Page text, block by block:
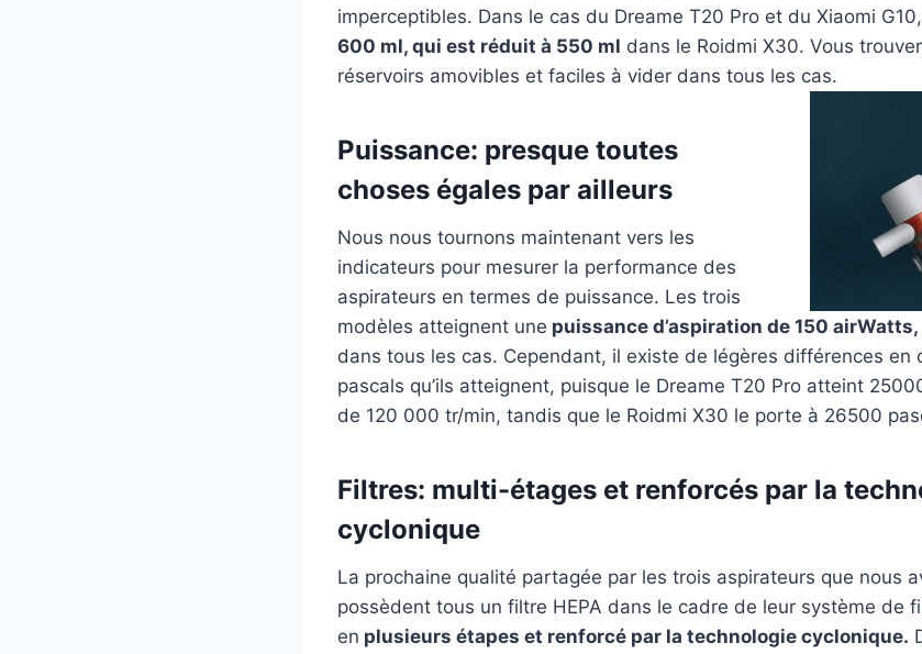
imperceptibles. Dans le cas du Dreame T20 Pro et du Xiaomi
600 ml, qui est réduit à 550 ml dans le Roidmi X30. Vous
réservoirs amovibles et faciles à vider dans tous les cas.
Puissance: presque toutes
choses égales par ailleurs
Nous nous tournons maintenant vers les
indicateurs pour mesurer la performance des
aspirateurs en termes de puissance. Les trois
modèles atteignent une puissance d’aspiration de 150 airWatts,
dans tous les cas. Cependant, il existe de légères différences en
pascals qu’ils atteignent, puisque le Dreame T20 Pro atteint
de 120 000 tr/min, tandis que le Roidmi X30 le porte à 26500
Filtres: multi-étages et renforcés par la
cyclonique
La prochaine qualité partagée par les trois aspirateurs que nous
possèdent tous un filtre HEPA dans le cadre de leur système de
en plusieurs étapes et renforcé par la technologie cyclonique.